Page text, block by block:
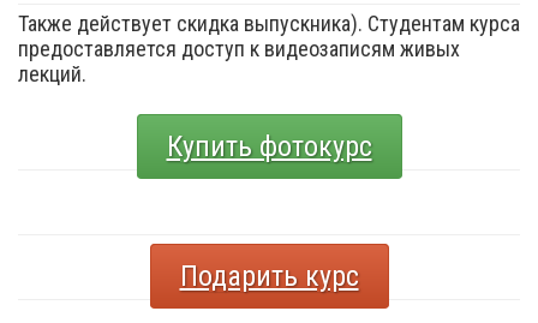
Также действует скидка выпускника). Студентам курса
предоставляется доступ к видеозаписям живых
лекций.
Купить фотокурс
Подарить курс